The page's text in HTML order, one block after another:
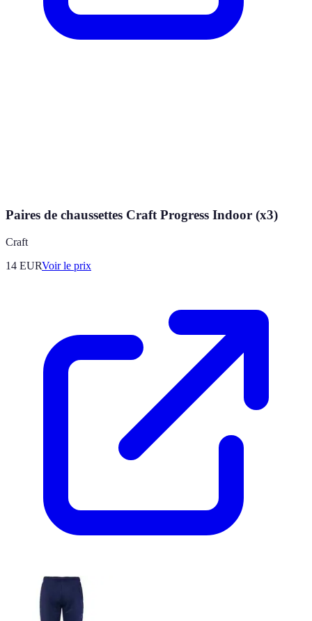
Paires de chaussettes Craft Progress Indoor (x3)
Craft
14 EURVoir le prix